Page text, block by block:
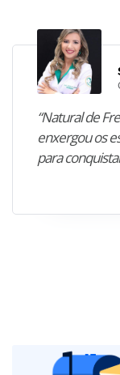
“Natural de
enxergou os
para